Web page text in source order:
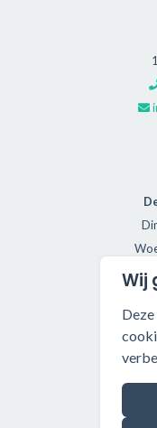
Alle
Wij